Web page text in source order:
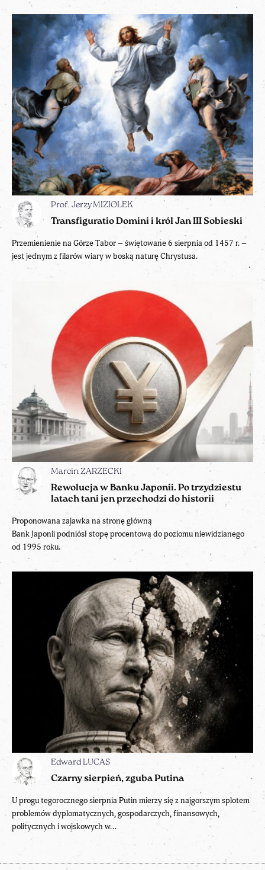
Prof. Jerzy MIZIOŁEK
Transfiguratio Domini i król Jan III Sobieski
Przemienienie na Górze Tabor – świętowane 6 sierpnia od 1457 r. –
jest jednym z filarów wiary w boską naturę Chrystusa.
Marcin ZARZECKI
Rewolucja w Banku Japonii. Po trzydziestu
latach tani jen przechodzi do historii
Proponowana zajawka na stronę główną
Bank Japonii podniósł stopę procentową do poziomu niewidzianego
od 1995 roku.
Edward LUCAS
Czarny sierpień, zguba Putina
U progu tegorocznego sierpnia Putin mierzy się z najgorszym splotem
problemów dyplomatycznych, gospodarczych, finansowych,
politycznych i wojskowych w...